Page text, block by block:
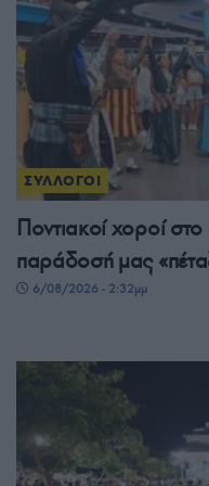
ΣΥΛΛΟΓΟΙ
Ποντιακοί χοροί
παράδοσή μας
6/08/2026 - 2:32μμ